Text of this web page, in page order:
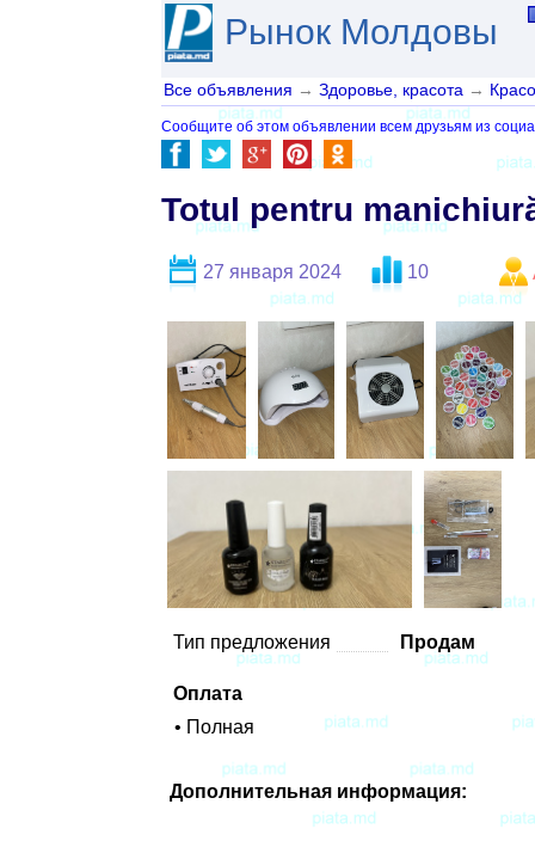
Рынок Молдовы
Все объявления → Здоровье, красота →
Сообщите об этом объявлении всем друзьям из
Totul pentru
27 января 2024 10
Тип предложения Продам
Оплата
• Полная
Дополнительная информация: